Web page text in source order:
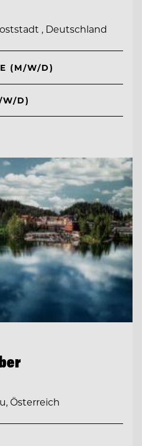
, Deutschland
(M/W/D)
W/D)
Österreich